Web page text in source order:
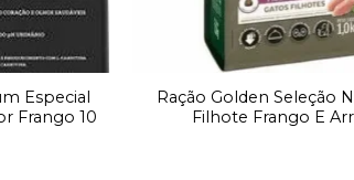
Especial
Frango 10
Ração Golden Seleção
Filhote Frango E